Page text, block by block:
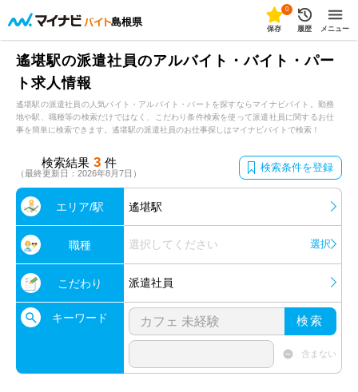
島根県
0
保存 履歴 メニュー
遙堪駅の派遣社員のアルバイト・バイト・パー
ト求人情報
遙堪駅の派遣社員の人気バイト・アルバイト・パートを探すならマイナビバイト。勤務
地や駅、職種等の検索だけではなく、こだわり条件検索を使って派遣社員に関するお仕
事を簡単に検索できます。遙堪駅の派遣社員のお仕事探しはマイナビバイトで検索！
検索結果 3 件
（最終更新日：2026年8月7日） 検索条件を登録
エリア/駅 遙堪駅
職種 選択してください 選択
こだわり 派遣社員
キーワード 検索
含まない